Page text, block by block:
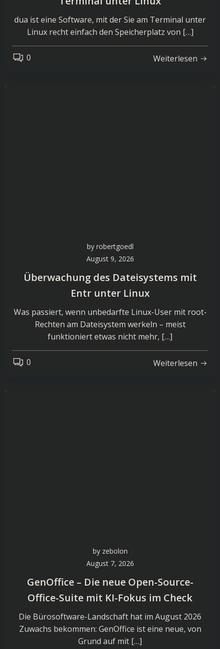
dua ist eine Software, mit der Sie am Terminal unter
Linux recht einfach den Speicherplatz von […]
0 Weiterlesen
by robertgoedl
August 9, 2026
Überwachung des Dateisystems mit
Entr unter Linux
Was passiert, wenn unbedarfte Linux-User mit root-
Rechten am Dateisystem werkeln – meist
funktioniert etwas nicht mehr, […]
0 Weiterlesen
by zebolon
August 7, 2026
GenOffice – Die neue Open-Source-
Office-Suite mit KI-Fokus im Check
Die Bürosoftware-Landschaft hat im August 2026
Zuwachs bekommen: GenOffice ist eine neue, von
Grund auf mit […]